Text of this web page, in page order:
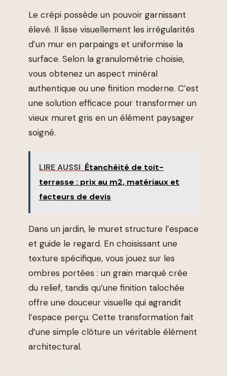
Le crépi possède un pouvoir garnissant
élevé. Il lisse visuellement les irrégularités
d’un mur en parpaings et uniformise la
surface. Selon la granulométrie choisie,
vous obtenez un aspect minéral
authentique ou une finition moderne. C’est
une solution efficace pour transformer un
vieux muret gris en un élément paysager
soigné.
LIRE AUSSI Étanchéité de toit-
terrasse : prix au m2, matériaux et
facteurs de devis
Dans un jardin, le muret structure l’espace
et guide le regard. En choisissant une
texture spécifique, vous jouez sur les
ombres portées : un grain marqué crée
du relief, tandis qu’une finition talochée
offre une douceur visuelle qui agrandit
l’espace perçu. Cette transformation fait
d’une simple clôture un véritable élément
architectural.